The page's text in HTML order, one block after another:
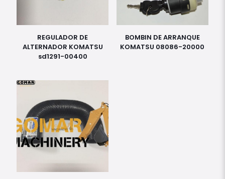
REGULADOR DE
ALTERNADOR KOMATSU
sd1291-00400
BOMBIN DE ARRANQUE
KOMATSU 08086-20000